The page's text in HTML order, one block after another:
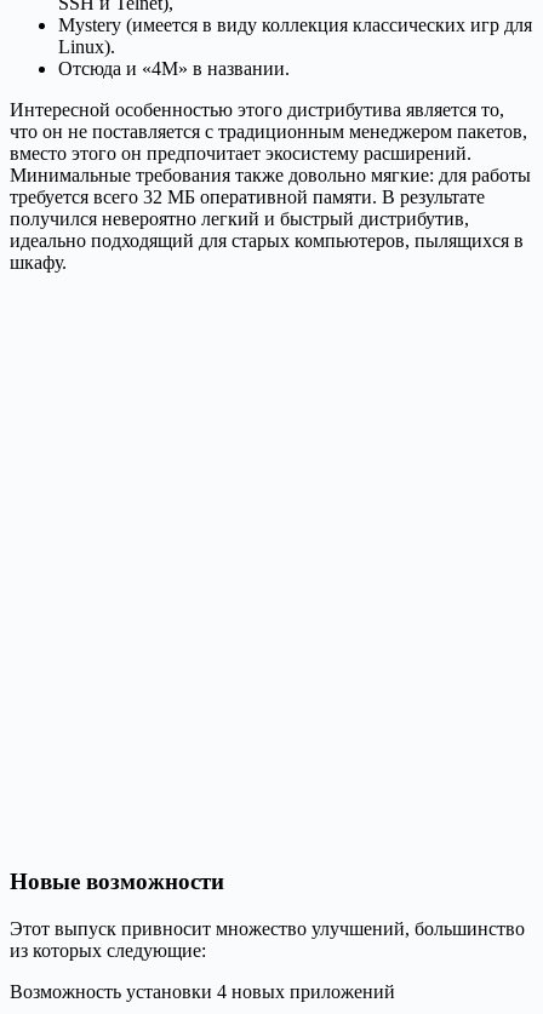
Mystery (имеется в виду коллекция классических игр для
Linux).
Отсюда и «4M» в названии.
Интересной особенностью этого дистрибутива является то,
что он не поставляется с традиционным менеджером пакетов,
вместо этого он предпочитает экосистему расширений.
Минимальные требования также довольно мягкие: для работы
требуется всего 32 МБ оперативной памяти. В результате
получился невероятно легкий и быстрый дистрибутив,
идеально подходящий для старых компьютеров, пылящихся в
шкафу.
Новые возможности
Этот выпуск привносит множество улучшений, большинство
из которых следующие:
Возможность установки 4 новых приложений